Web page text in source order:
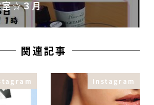
室☆３月
関連記事
Instagram